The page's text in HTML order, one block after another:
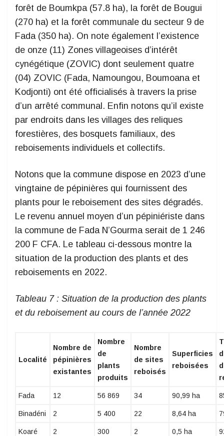
forêt de Boumkpa (57.8 ha), la forêt de Bougui
(270 ha) et la forêt communale du secteur 9 de
Fada (350 ha). On note également l’existence
de onze (11) Zones villageoises d’intérêt
cynégétique (ZOVIC) dont seulement quatre
(04) ZOVIC (Fada, Namoungou, Boumoana et
Kodjonti) ont été officialisés à travers la prise
d’un arrêté communal. Enfin notons qu’il existe
par endroits dans les villages des reliques
forestières, des bosquets familiaux, des
reboisements individuels et collectifs.
Notons que la commune dispose en 2023 d’une
vingtaine de pépinières qui fournissent des
plants pour le reboisement des sites dégradés.
Le revenu annuel moyen d’un pépiniériste dans
la commune de Fada N’Gourma serait de 1 246
200 F CFA. Le tableau ci-dessous montre la
situation de la production des plants et des
reboisements en 2022.
Tableau 7: Situation de la production des plants
et du reboisement au cours de l’année 2022
Localité
Nombre de
pépinières
existantes
Nombre
de
plants
produits
Nombre
de sites
reboisés
Superficies
reboisées
Fada 12 56 869 34 90,99 ha
Binadéni 2 5 400 22 8,64 ha
Koaré 2 300 2 0,5 ha